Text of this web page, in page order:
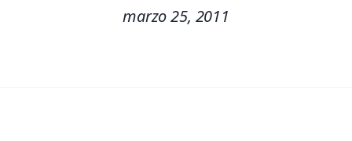
marzo 25, 2011